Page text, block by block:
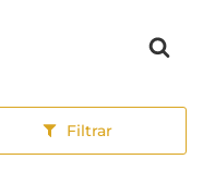
Filtrar